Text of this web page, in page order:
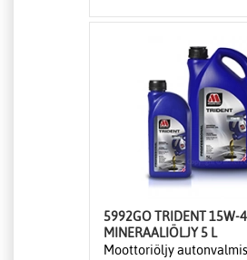
5992GO TRIDENT 15W-
MINERAALIÖLJY 5 L
Moottoriöljy